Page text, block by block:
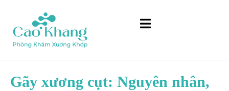
Gãy xương cụt: Nguyên nhân,